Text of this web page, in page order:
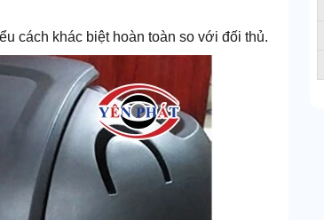
cách khác biệt hoàn toàn so với đối thủ.